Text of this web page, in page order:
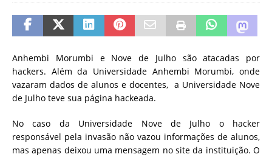
Anhembi Morumbi e Nove de Julho são atacadas por
hackers. Além da Universidade Anhembi Morumbi, onde
vazaram dados de alunos e docentes, a Universidade Nove
de Julho teve sua página hackeada.
No caso da Universidade Nove de Julho o hacker
responsável pela invasão não vazou informações de alunos,
mas apenas deixou uma mensagem no site da instituição. O